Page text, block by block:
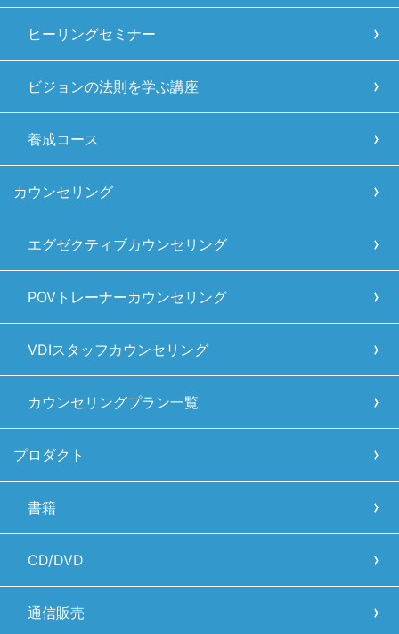
ヒーリングセミナー
ビジョンの法則を学ぶ講座
養成コース
カウンセリング
エグゼクティブカウンセリング
POVトレーナーカウンセリング
VDIスタッフカウンセリング
カウンセリングプラン一覧
プロダクト
書籍
CD/DVD
通信販売